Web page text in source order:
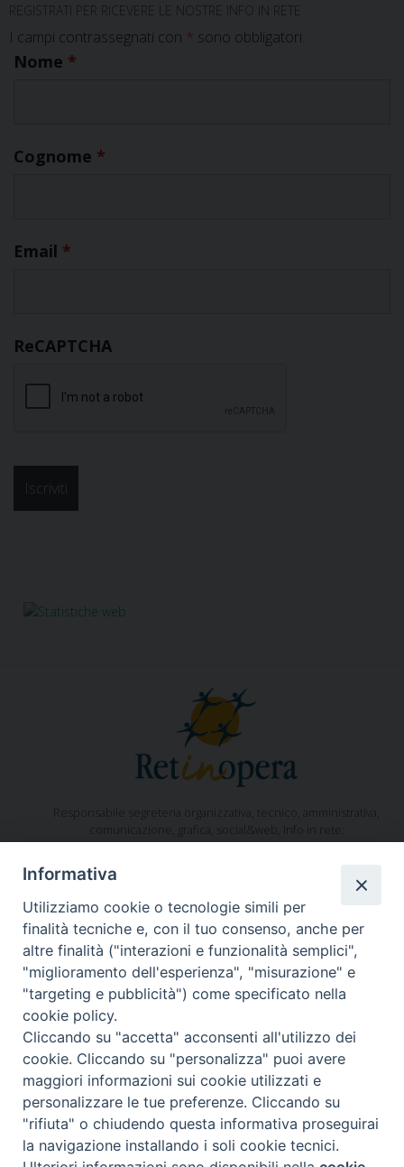
REGISTRATI PER RICEVERE LE NOSTRE INFO IN RETE
I campi contrassegnati con * sono obbligatori.
Nome *
Cognome *
Email *
ReCAPTCHA
Responsabile segreteria organizzativa, tecnico, amministrativa,
comunicazione, grafica, social&web, Info in rete:
Fabiana Alario
email:
retinoperaroma@gmail.com segreteria@retinopera.it
© Copyright 2012-2020
Informativa
Utilizziamo cookie o tecnologie simili per
finalità tecniche e, con il tuo consenso, anche per
altre finalità ("interazioni e funzionalità semplici",
"miglioramento dell'esperienza", "misurazione" e
"targeting e pubblicità") come specificato nella
cookie policy.
Cliccando su "accetta" acconsenti all'utilizzo dei
cookie. Cliccando su "personalizza" puoi avere
maggiori informazioni sui cookie utilizzati e
personalizzare le tue preferenze. Cliccando su
"rifiuta" o chiudendo questa informativa proseguirai
la navigazione installando i soli cookie tecnici.